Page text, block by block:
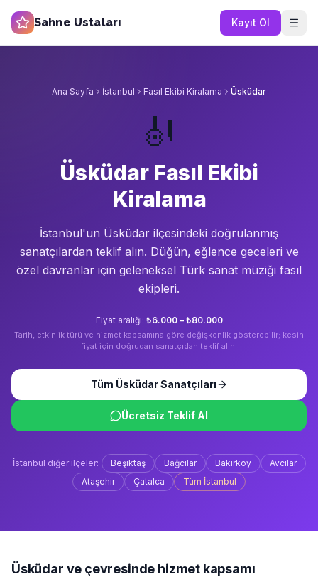
Sahne Ustaları Kayıt Ol
Ana Sayfa İstanbul Fasıl Ekibi Kiralama Üsküdar
🎻
Üsküdar Fasıl Ekibi
Kiralama
İstanbul'un Üsküdar ilçesindeki doğrulanmış
sanatçılardan teklif alın. Düğün, eğlence geceleri ve
özel davranlar için geleneksel Türk sanat müziği fasıl
ekipleri.
Fiyat aralığı: ₺6.000 – ₺80.000
Tarih, etkinlik türü ve hizmet kapsamına göre değişkenlik gösterebilir; kesin
fiyat için doğrudan sanatçıdan teklif alın.
Tüm ÜsküdarSanatçıları
Ücretsiz Teklif Al
İstanbul diğer ilçeler: Beşiktaş Bağcılar Bakırköy
Avcılar
Ataşehir
Çatalca Tüm İstanbul
Üsküdar ve çevresinde hizmet kapsamı